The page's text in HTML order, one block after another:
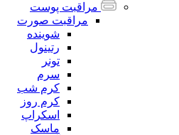
مراقبت پوست
مراقبت صورت
شوینده
رتینول
تونر
سرم
کرم شب
کرم روز
اسکراپ
ماسک